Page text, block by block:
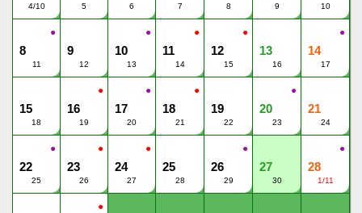
4/10 5 6 7 8 9 10
●
8
11
9
12
●
10
13
●
11
14
●
12
15
13
16
●
14
17
15
18
●
16
19
●
17
20
●
18
21
19
22
●
20
23
21
24
●
22
25
●
23
26
●
24
27
25
28
●
26
29
27
30
●
28
1/11
●